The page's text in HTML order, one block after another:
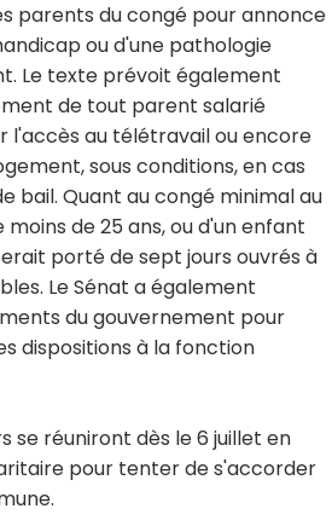
parents du congé pour annonce
ou d'une pathologie
Le texte prévoit également
de tout parent salarié
l'accès au télétravail ou encore
sous conditions, en cas
bail. Quant au congé minimal au
de 25 ans, ou d'un enfant
porté de sept jours ouvrés à
Le Sénat a également
du gouvernement pour
dispositions à la fonction
se réuniront dès le 6 juillet en
pour tenter de s'accorder